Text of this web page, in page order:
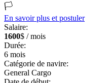
🏳️
En savoir plus et postuler
Salaire:
1600$ / mois
Durée:
6 mois
Catégorie de navire:
General Cargo